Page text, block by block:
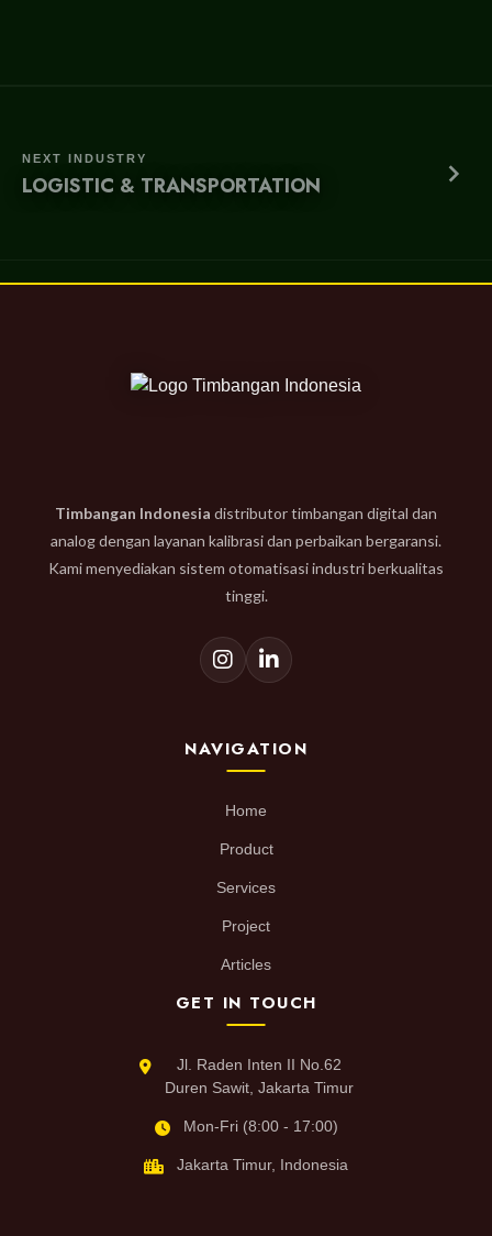
NEXT INDUSTRY
LOGISTIC & TRANSPORTATION
Timbangan Indonesia distributor timbangan digital dan
analog dengan layanan kalibrasi dan perbaikan bergaransi.
Kami menyediakan sistem otomatisasi industri berkualitas
tinggi.
NAVIGATION
Home
Product
Services
Project
Articles
GET IN TOUCH
Jl. Raden Inten II No.62
Duren Sawit, Jakarta Timur
Mon-Fri (8:00 - 17:00)
Jakarta Timur, Indonesia